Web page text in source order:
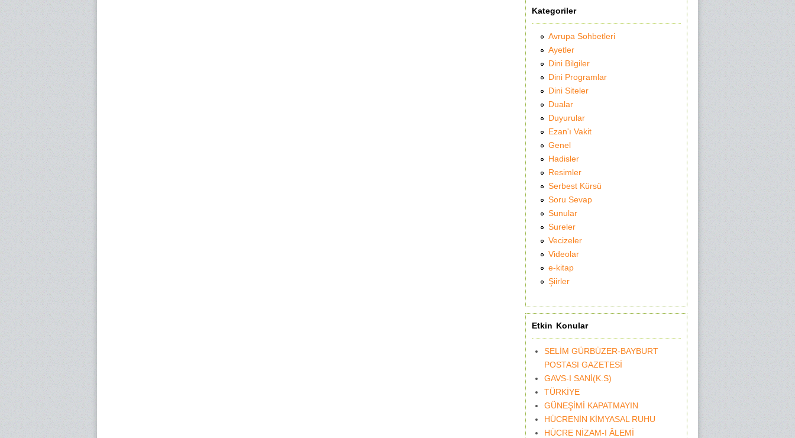
Kategoriler
Avrupa Sohbetleri
Ayetler
Dini Bilgiler
Dini Programlar
Dini Siteler
Dualar
Duyurular
Ezan'ı Vakit
Genel
Hadisler
Resimler
Serbest Kürsü
Soru Sevap
Sunular
Sureler
Vecizeler
Videolar
e-kitap
Şiirler
Etkin Konular
SELİM GÜRBÜZER-BAYBURT
POSTASI GAZETESİ
GAVS-I SANİ(K.S)
TÜRKİYE
GÜNEŞİMİ KAPATMAYIN
HÜCRENİN KİMYASAL RUHU
HÜCRE NİZAM-I ÂLEMİ